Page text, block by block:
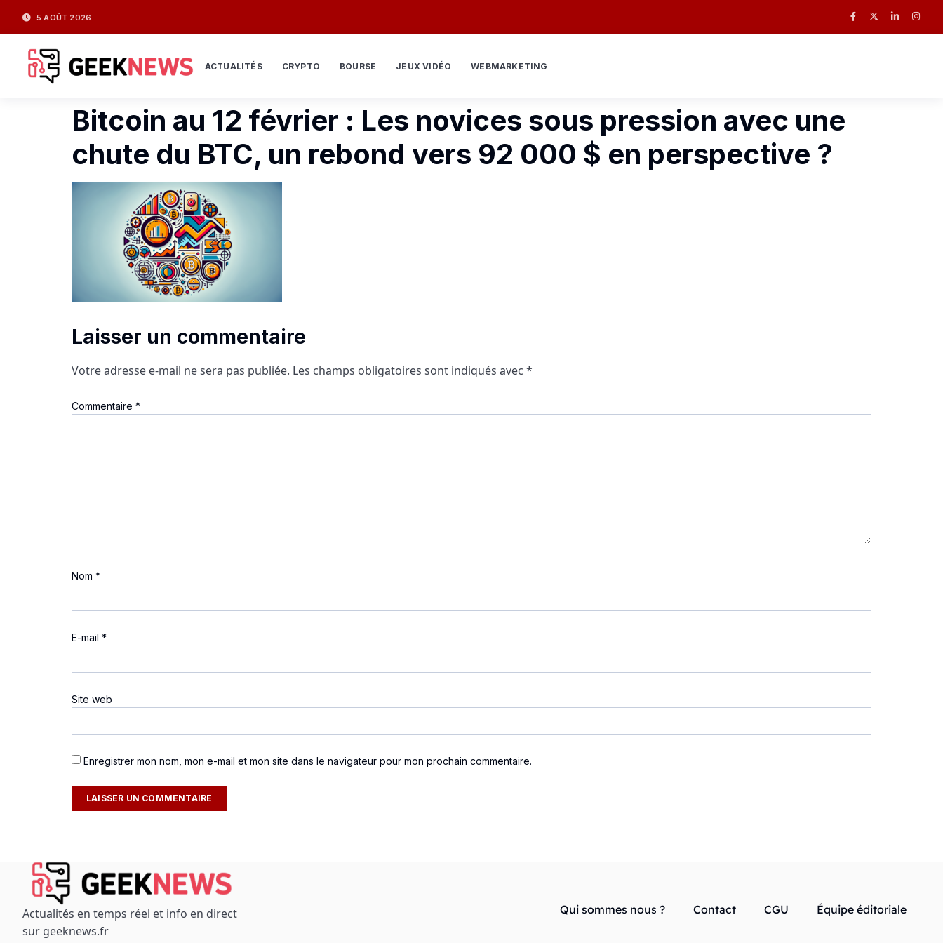
5 AOÛT 2026
ACTUALITÉS CRYPTO BOURSE JEUX VIDÉO WEBMARKETING
Bitcoin au 12 février : Les novices sous pression avec une
chute du BTC, un rebond vers 92 000 $ en perspective ?
Laisser un commentaire
Votre adresse e-mail ne sera pas publiée. Les champs obligatoires sont indiqués avec *
Commentaire *
Nom *
E-mail *
Site web
Enregistrer mon nom, mon e-mail et mon site dans le navigateur pour mon prochain commentaire.
Actualités en temps réel et info en direct
sur geeknews.fr
Qui sommes nous ? Contact CGU Équipe éditoriale